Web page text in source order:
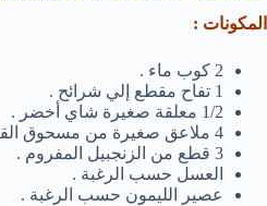
المكونات :
2 كوب ماء .
1 تفاح مقطع إلي شرائح .
1/2 معلقة صغيرة شاي أخضر .
4 ملاعق صغيرة من مسحوق القرفة .
3 قطع من الزنجبيل المفروم .
العسل حسب الرغبة .
عصير الليمون حسب الرغبة .